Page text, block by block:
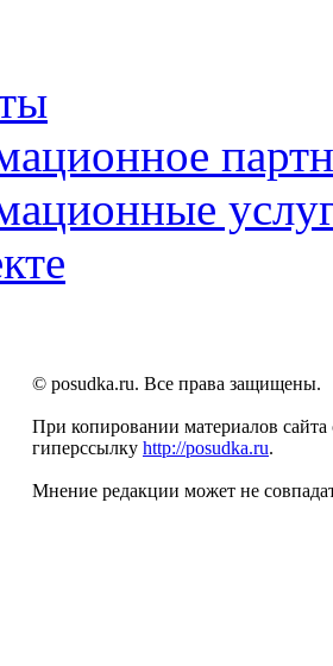
© posudka.ru. Все права защищены.
При копировании материалов сайта
гиперссылку http://posudka.ru.
Мнение редакции может не